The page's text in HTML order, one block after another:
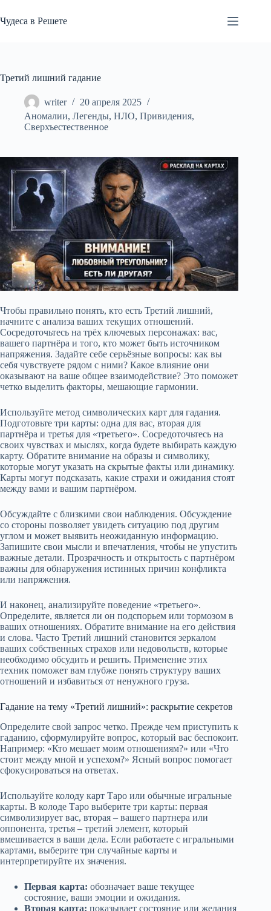
к
сути
Чудеса в Решете
Третий лишний гадание
writer
20 апреля 2025
Аномалии, Легенды, НЛО, Привидения,
Сверхъестественное
Чтобы правильно понять, кто есть Третий лишний,
начните с анализа ваших текущих отношений.
Сосредоточьтесь на трёх ключевых персонажах: вас,
вашего партнёра и того, кто может быть источником
напряжения. Задайте себе серьёзные вопросы: как вы
себя чувствуете рядом с ними? Какое влияние они
оказывают на ваше общее взаимодействие? Это поможет
четко выделить факторы, мешающие гармонии.
Используйте метод символических карт для гадания.
Подготовьте три карты: одна для вас, вторая для
партнёра и третья для «третьего». Сосредоточьтесь на
своих чувствах и мыслях, когда будете выбирать каждую
карту. Обратите внимание на образы и символику,
которые могут указать на скрытые факты или динамику.
Карты могут подсказать, какие страхи и ожидания стоят
между вами и вашим партнёром.
Обсуждайте с близкими свои наблюдения. Обсуждение
со стороны позволяет увидеть ситуацию под другим
углом и может выявить неожиданную информацию.
Запишите свои мысли и впечатления, чтобы не упустить
важные детали. Прозрачность и открытость с партнёром
важны для обнаружения истинных причин конфликта
или напряжения.
И наконец, анализируйте поведение «третьего».
Определите, является ли он подспорьем или тормозом в
ваших отношениях. Обратите внимание на его действия
и слова. Часто Третий лишний становится зеркалом
ваших собственных страхов или недовольств, которые
необходимо обсудить и решить. Применение этих
техник поможет вам глубже понять структуру ваших
отношений и избавиться от ненужного груза.
Гадание на тему «Третий лишний»: раскрытие секретов
Определите свой запрос четко. Прежде чем приступить к
гаданию, сформулируйте вопрос, который вас беспокоит.
Например: «Кто мешает моим отношениям?» или «Что
стоит между мной и успехом?» Ясный вопрос помогает
сфокусироваться на ответах.
Используйте колоду карт Таро или обычные игральные
карты. В колоде Таро выберите три карты: первая
символизирует вас, вторая – вашего партнера или
оппонента, третья – третий элемент, который
вмешивается в ваши дела. Если работаете с игральными
картами, выберите три случайные карты и
интерпретируйте их значения.
Первая карта: обозначает ваше текущее
состояние, ваши эмоции и ожидания.
Вторая карта: показывает состояние или желания